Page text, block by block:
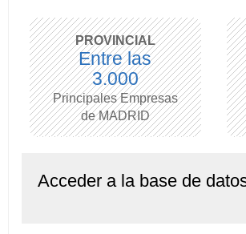
PROVINCIAL
Entre las
3.000
Principales Empresas
de MADRID
Acceder a la base de